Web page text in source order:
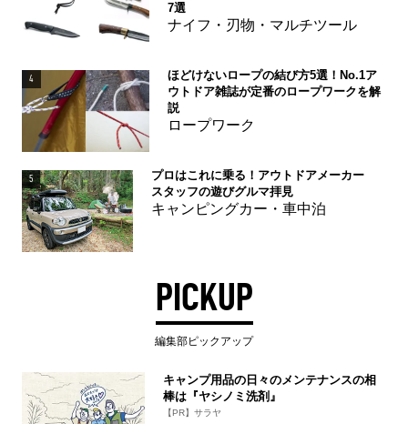
7選
ナイフ・刃物・マルチツール
4
ほどけないロープの結び方5選！No.1ア
ウトドア雑誌が定番のロープワークを解
説
ロープワーク
5
プロはこれに乗る！アウトドアメーカー
スタッフの遊びグルマ拝見
キャンピングカー・車中泊
PICKUP
編集部ピックアップ
キャンプ用品の日々のメンテナンスの相
棒は『ヤシノミ洗剤』
【PR】サラヤ